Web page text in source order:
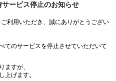
ービス停止のお知らせ
利用いただき、誠にありがとうござい
てのサービスを停止させていただいて
ますが、
上げます。